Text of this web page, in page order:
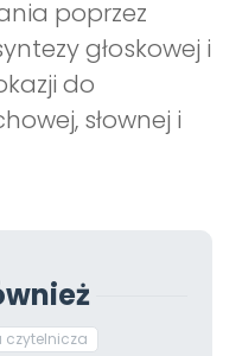
poprzez
głoskowej i
do
słownej i
czytelnicza